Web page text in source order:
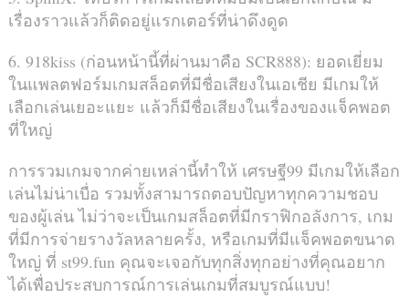
เรื่องราวแล้วก็ติดอยู่แรกเตอร์ที่น่าดึงดูด
6. 918kiss (ก่อนหน้านี้ที่ผ่านมาคือ SCR888): ยอดเยี่ยม
ในแพลตฟอร์มเกมสล็อตที่มีชื่อเสียงในเอเชีย มีเกมให้
เลือกเล่นเยอะแยะ แล้วก็มีชื่อเสียงในเรื่องของแจ็คพอต
ที่ใหญ่
การรวมเกมจากค่ายเหล่านี้ทำให้ เศรษฐี99 มีเกมให้เลือก
เล่นไม่น่าเบื่อ รวมทั้งสามารถตอบปัญหาทุกความชอบ
ของผู้เล่น ไม่ว่าจะเป็นเกมสล็อตที่มีกราฟิกอลังการ, เกม
ที่มีการจ่ายรางวัลหลายครั้ง, หรือเกมที่มีแจ็คพอตขนาด
ใหญ่ ที่ st99.fun คุณจะเจอกับทุกสิ่งทุกอย่างที่คุณอยาก
ได้เพื่อประสบการณ์การเล่นเกมที่สมบูรณ์แบบ!